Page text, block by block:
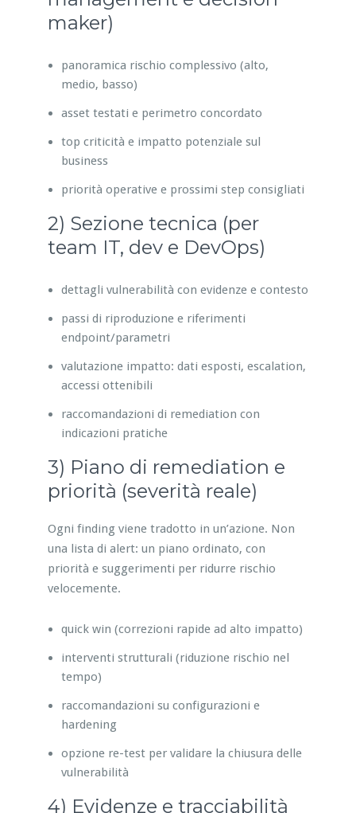
maker)
panoramica rischio complessivo (alto,
medio, basso)
asset testati e perimetro concordato
top criticità e impatto potenziale sul
business
priorità operative e prossimi step consigliati
2) Sezione tecnica (per
team IT, dev e DevOps)
dettagli vulnerabilità con evidenze e contesto
passi di riproduzione e riferimenti
endpoint/parametri
valutazione impatto: dati esposti, escalation,
accessi ottenibili
raccomandazioni di remediation con
indicazioni pratiche
3) Piano di remediation e
priorità (severità reale)
Ogni finding viene tradotto in un’azione. Non
una lista di alert: un piano ordinato, con
priorità e suggerimenti per ridurre rischio
velocemente.
quick win (correzioni rapide ad alto impatto)
interventi strutturali (riduzione rischio nel
tempo)
raccomandazioni su configurazioni e
hardening
opzione re-test per validare la chiusura delle
vulnerabilità
4) Evidenze e tracciabilità